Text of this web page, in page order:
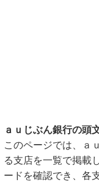
ａｕじぶん銀行の頭
このページでは、ａ
る支店を一覧で掲載
ードを確認でき、各